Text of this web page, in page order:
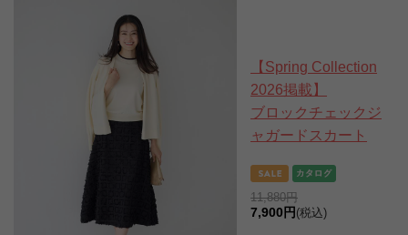
【Spring Collection
2026掲載】
ブロックチェックジ
ャガードスカート
11,880円
7,900円 (税込)